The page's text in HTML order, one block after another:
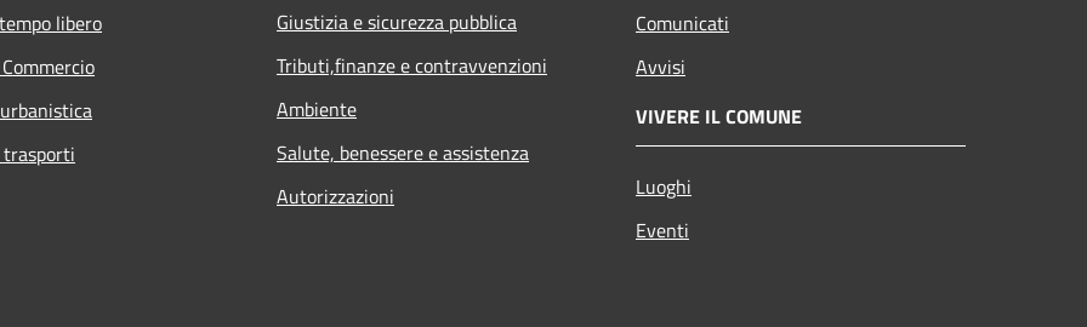
libero
Giustizia e sicurezza pubblica
Tributi,finanze e contravvenzioni
Ambiente
Salute, benessere e assistenza
Autorizzazioni
Comunicati
Avvisi
VIVERE IL COMUNE
Luoghi
Eventi